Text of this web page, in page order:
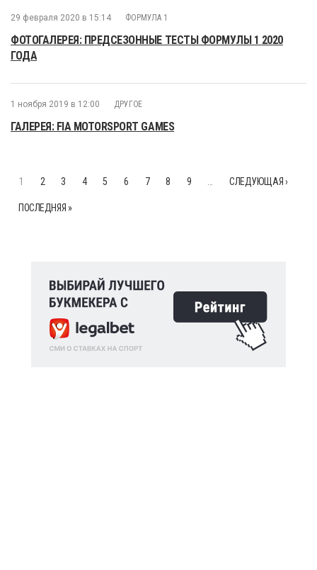
29 февраля 2020 в 15:14 ФОРМУЛА 1
ФОТОГАЛЕРЕЯ: ПРЕДСЕЗОННЫЕ ТЕСТЫ ФОРМУЛЫ 1 2020
ГОДА
1 ноября 2019 в 12:00 ДРУГОЕ
ГАЛЕРЕЯ: FIA MOTORSPORT GAMES
1 2 3 4 5 6 7 8 9 СЛЕДУЮЩАЯ ›
ПОСЛЕДНЯЯ »